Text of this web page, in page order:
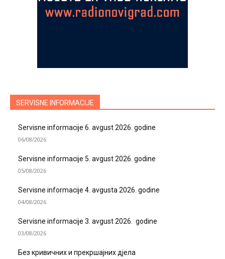
SERVISNE INFORMACIJE
Servisne informacije 6. avgust 2026. godine
06/08/2026
Servisne informacije 5. avgust 2026. godine
05/08/2026
Servisne informacije 4. avgusta 2026. godine
04/08/2026
Servisne informacije 3. avgust 2026. godine
03/08/2026
Без кривичних и прекршајних дјела